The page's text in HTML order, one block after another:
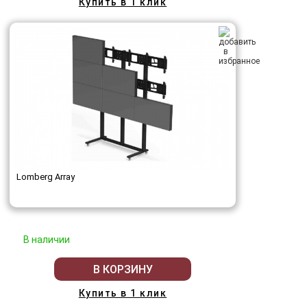
Купить в 1 клик
Lomberg Array
В наличии
В КОРЗИНУ
Купить в 1 клик